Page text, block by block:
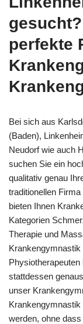
perfekte
Bei sich aus
(Baden),
Neudorf wie auch
suchen Sie ein
qualitativ genau
traditionellen
bieten Ihnen
Kategorien
Therapie und
stattdessen
unser
werden, ohne